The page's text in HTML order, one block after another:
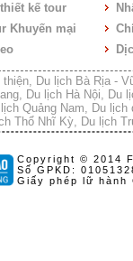
kế tour
Khuyến mại
thiện, Du lịch Bà Rịa -
, Du lịch Hà Nội, Du
lịch Quảng Nam, Du lịch
Thổ Nhĩ Kỳ, Du lịch
Copyright © 2014
Số GPKD:
Giấy phép lữ hành